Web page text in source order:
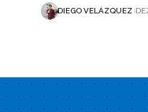
DIEGO VELÁZQUEZ